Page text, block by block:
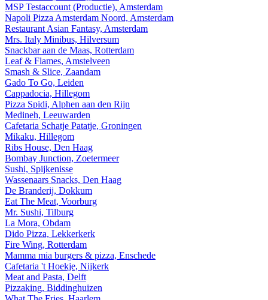
MSP Testaccount (Productie), Amsterdam
Napoli Pizza Amsterdam Noord, Amsterdam
Restaurant Asian Fantasy, Amsterdam
Mrs. Italy Minibus, Hilversum
Snackbar aan de Maas, Rotterdam
Leaf & Flames, Amstelveen
Smash & Slice, Zaandam
Gado To Go, Leiden
Cappadocia, Hillegom
Pizza Spidi, Alphen aan den Rijn
Medineh, Leeuwarden
Cafetaria Schatje Patatje, Groningen
Mikaku, Hillegom
Ribs House, Den Haag
Bombay Junction, Zoetermeer
Sushi, Spijkenisse
Wassenaars Snacks, Den Haag
De Branderij, Dokkum
Eat The Meat, Voorburg
Mr. Sushi, Tilburg
La Mora, Obdam
Dido Pizza, Lekkerkerk
Fire Wing, Rotterdam
Mamma mia burgers & pizza, Enschede
Cafetaria 't Hoekje, Nijkerk
Meat and Pasta, Delft
Pizzaking, Biddinghuizen